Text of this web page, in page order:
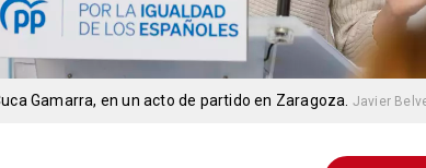
Gamarra, en un acto de partido en Zaragoza. Javier